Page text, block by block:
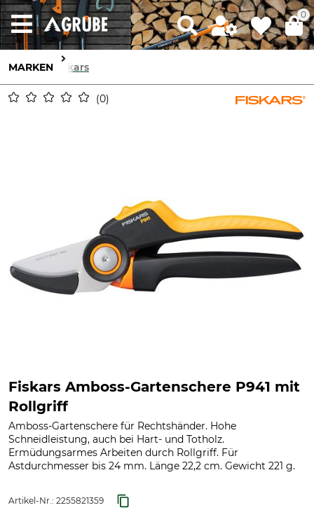
0
MARKEN Fiskars
0
Fiskars Amboss-Gartenschere P941 mit
Rollgriff
Amboss-Gartenschere für Rechtshänder. Hohe
Schneidleistung, auch bei Hart- und Totholz.
Ermüdungsarmes Arbeiten durch Rollgriff. Für
Astdurchmesser bis 24 mm. Länge 22,2 cm. Gewicht 221 g.
Artikel-Nr.: 2255821359